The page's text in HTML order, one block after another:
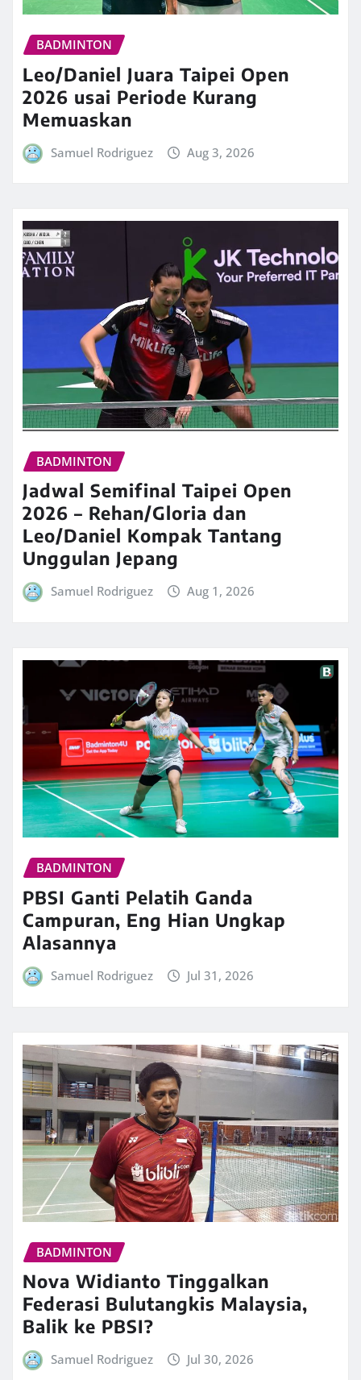
BADMINTON
Leo/Daniel Juara Taipei Open
2026 usai Periode Kurang
Memuaskan
Samuel Rodriguez Aug 3, 2026
BADMINTON
Jadwal Semifinal Taipei Open
2026 – Rehan/Gloria dan
Leo/Daniel Kompak Tantang
Unggulan Jepang
Samuel Rodriguez Aug 1, 2026
BADMINTON
PBSI Ganti Pelatih Ganda
Campuran, Eng Hian Ungkap
Alasannya
Samuel Rodriguez Jul 31, 2026
BADMINTON
Nova Widianto Tinggalkan
Federasi Bulutangkis Malaysia,
Balik ke PBSI?
Samuel Rodriguez Jul 30, 2026